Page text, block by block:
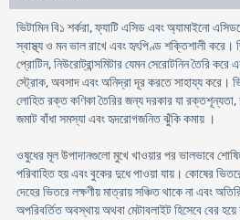
ভিটামিন বি১ শর্করা, ফ্যাটি এসিড এবং অ্যামাইনো
স্বাস্থ্য ও মন ভাল রাখে এবং হৃৎপিণ্ড শক্তিশালী করে।
প্রোটিন, নিউরোট্রান্সমিটার যেমন সেরোটনিন তৈরি
স্ট্রোক, অবসাদ এবং অনিদ্রা দূর করতে সাহায্য করে।
লোহিত রক্ত কণিকা তৈরির জন্য দরকার যা
জমাট বাঁধা সমস্যা এবং হৃদরোগজনিত ঝুঁকি কমায় ।
ওষুধের মূল উপাদানগুলো মুখে খাওয়ার পর ভালভাবে
পরিবাহিত হয় এবং বুকের দুধে পাওয়া যায়। কোষের
দেহের ভিতরে লক্ষণীয় মাত্রায় সঞ্চিত থাকে না এবং
অপরিবর্তিত অবস্থায় অথবা মেটাবলাইট হিসেবে বের হয়ে